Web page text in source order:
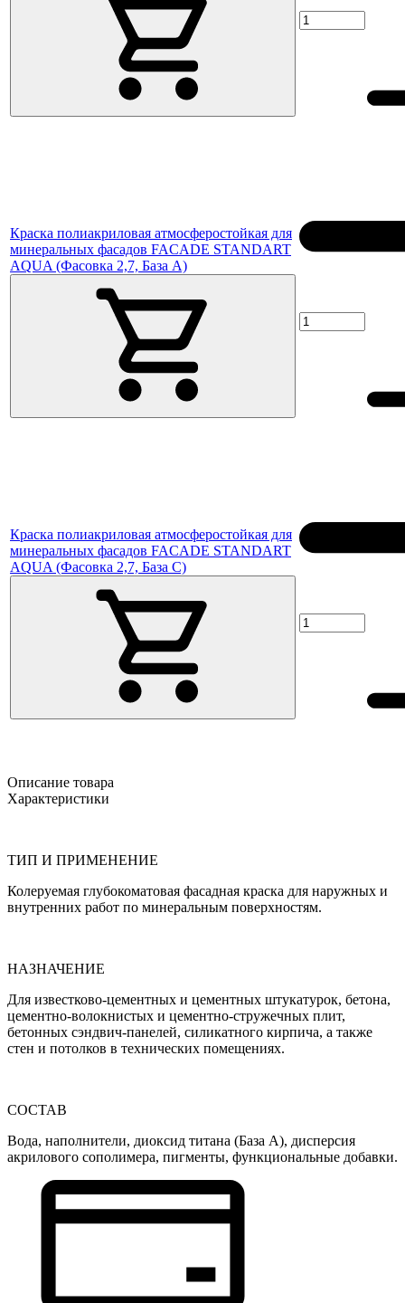
Краска полиакриловая атмосферостойкая для
минеральных фасадов FACADE STANDART
AQUA (Фасовка 2,7, База A)
Краска полиакриловая атмосферостойкая для
минеральных фасадов FACADE STANDART
AQUA (Фасовка 2,7, База C)
Описание товара
Характеристики
ТИП И ПРИМЕНЕНИЕ
Колеруемая глубокоматовая фасадная краска для наружных и
внутренних работ по минеральным поверхностям.
НАЗНАЧЕНИЕ
Для известково-цементных и цементных штукатурок, бетона,
цементно-волокнистых и цементно-стружечных плит,
бетонных сэндвич-панелей, силикатного кирпича, а также
стен и потолков в технических помещениях.
СОСТАВ
Вода, наполнители, диоксид титана (База А), дисперсия
акрилового сополимера, пигменты, функциональные добавки.